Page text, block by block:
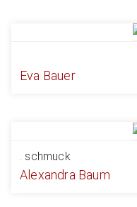
Eva Bauer
. schmuck
Alexandra Baum